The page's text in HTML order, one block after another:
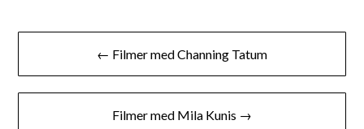
Inläggsnavigering
← Filmer med Channing Tatum
Filmer med Mila Kunis →